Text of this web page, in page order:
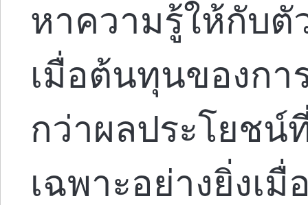
หาความรู้ให้กับตั
เมื่อต้นทุนของกา
กว่าผลประโยชน์
เฉพาะอย่างยิ่งเ